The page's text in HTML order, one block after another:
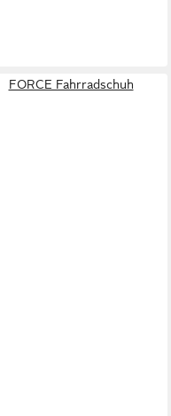
FORCE Fahrradschuh